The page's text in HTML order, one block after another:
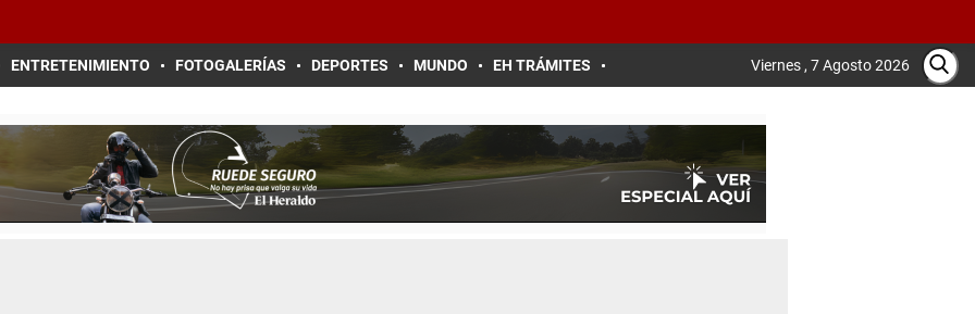
ENTRETENIMIENTO FOTOGALERÍAS DEPORTES MUNDO EH TRÁMITES Viernes , 7 Agosto 2026